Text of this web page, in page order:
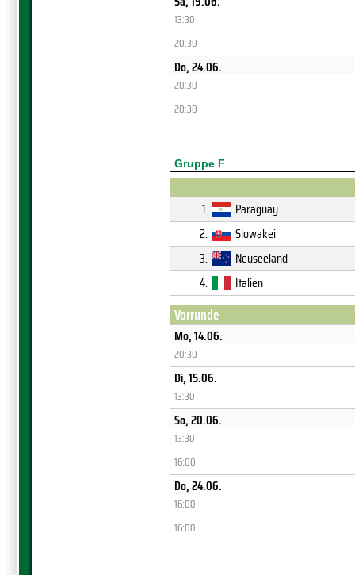
13:30
20:30
Do, 24.06.
20:30
20:30
Gruppe F
1.
Paraguay
2.
Slowakei
3.
Neuseeland
4.
Italien
Vorrunde
Mo, 14.06.
20:30
Di, 15.06.
13:30
So, 20.06.
13:30
16:00
Do, 24.06.
16:00
16:00